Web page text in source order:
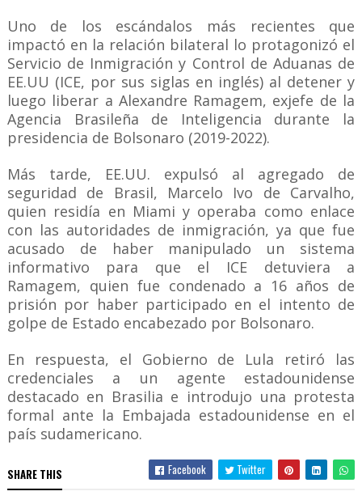
Uno de los escándalos más recientes que
impactó en la relación bilateral lo protagonizó el
Servicio de Inmigración y Control de Aduanas de
EE.UU (ICE, por sus siglas en inglés) al detener y
luego liberar a Alexandre Ramagem, exjefe de la
Agencia Brasileña de Inteligencia durante la
presidencia de Bolsonaro (2019-2022).
Más tarde, EE.UU. expulsó al agregado de
seguridad de Brasil, Marcelo Ivo de Carvalho,
quien residía en Miami y operaba como enlace
con las autoridades de inmigración, ya que fue
acusado de haber manipulado un sistema
informativo para que el ICE detuviera a
Ramagem, quien fue condenado a 16 años de
prisión por haber participado en el intento de
golpe de Estado encabezado por Bolsonaro.
En respuesta, el Gobierno de Lula retiró las
credenciales a un agente estadounidense
destacado en Brasilia e introdujo una protesta
formal ante la Embajada estadounidense en el
país sudamericano.
SHARE THIS Facebook Twitter